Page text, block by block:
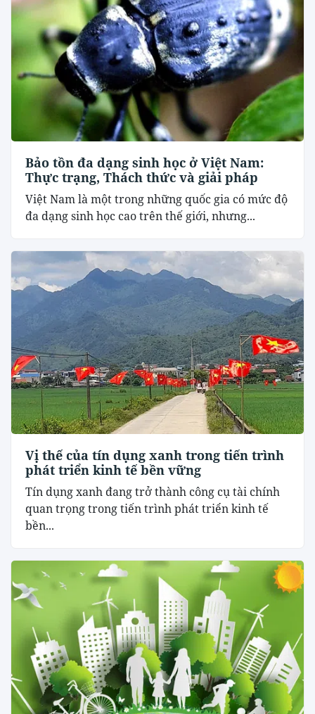
Bảo tồn đa dạng sinh học ở Việt Nam:
Thực trạng, Thách thức và giải pháp
Việt Nam là một trong những quốc gia có mức độ
đa dạng sinh học cao trên thế giới, nhưng...
Vị thế của tín dụng xanh trong tiến trình
phát triển kinh tế bền vững
Tín dụng xanh đang trở thành công cụ tài chính
quan trọng trong tiến trình phát triển kinh tế
bền...